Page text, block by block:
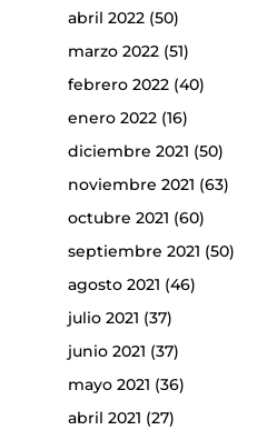
abril 2022(50)
marzo 2022(51)
febrero 2022(40)
enero 2022(16)
diciembre 2021 (50)
noviembre 2021 (63)
octubre 2021 (60)
septiembre 2021 (50)
agosto 2021 (46)
julio 2021 (37)
junio 2021 (37)
mayo 2021 (36)
abril 2021 (27)